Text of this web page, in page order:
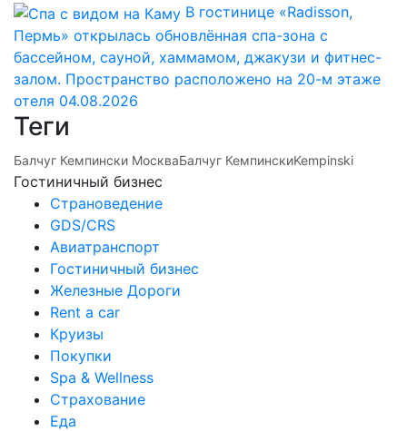
В гостинице «Radisson,
Пермь» открылась обновлённая спа-зона с
бассейном, сауной, хаммамом, джакузи и фитнес-
залом. Пространство расположено на 20-м этаже
отеля 04.08.2026
Теги
Балчуг Кемпински МоскваБалчуг КемпинскиKempinski
Гостиничный бизнес
Страноведение
GDS/CRS
Авиатранспорт
Гостиничный бизнес
Железные Дороги
Rent a car
Круизы
Покупки
Spa & Wellness
Страхование
Еда